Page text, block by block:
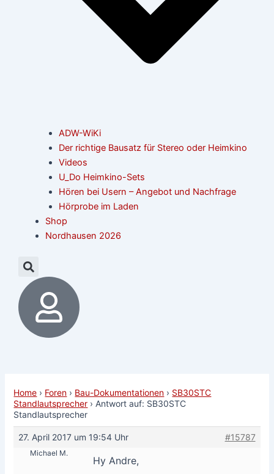
ADW-WiKi
Der richtige Bausatz für Stereo oder Heimkino
Videos
U_Do Heimkino-Sets
Hören bei Usern – Angebot und Nachfrage
Hörprobe im Laden
Shop
Nordhausen 2026
Home › Foren › Bau-Dokumentationen › SB30STC
Standlautsprecher › Antwort auf: SB30STC
Standlautsprecher
27. April 2017 um 19:54 Uhr #15787
Michael M.
Hy Andre,